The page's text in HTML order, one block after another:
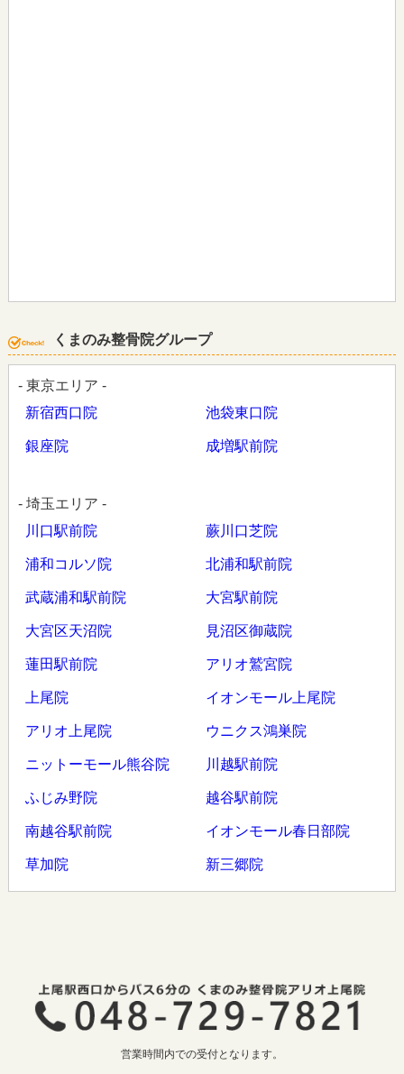
くまのみ整骨院グループ
- 東京エリア -
新宿西口院
池袋東口院
銀座院 成増駅前院
- 埼玉エリア -
川口駅前院
蕨川口芝院
浦和コルソ院 北浦和駅前院
武蔵浦和駅前院 大宮駅前院
大宮区天沼院 見沼区御蔵院
蓮田駅前院 アリオ鷲宮院
上尾院 イオンモール上尾院
アリオ上尾院 ウニクス鴻巣院
ニットーモール熊谷院 川越駅前院
ふじみ野院 越谷駅前院
南越谷駅前院 イオンモール春日部院
草加院 新三郷院
営業時間内での受付となります。